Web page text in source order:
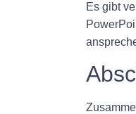
Es gibt